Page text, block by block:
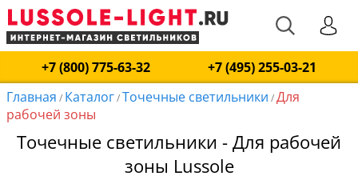
+7 (800) 775-63-32
+7 (495) 255-03-21
Главная / Каталог/Точечные светильники /Для
рабочей зоны
Точечные светильники - Для рабочей
зоны Lussole